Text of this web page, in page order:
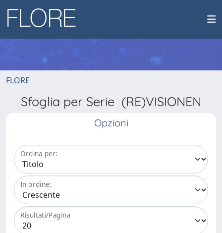
FLORE
Sfoglia per Serie (RE)VISIONEN
Opzioni
Ordina per:
In ordine:
Risultati/Pagina